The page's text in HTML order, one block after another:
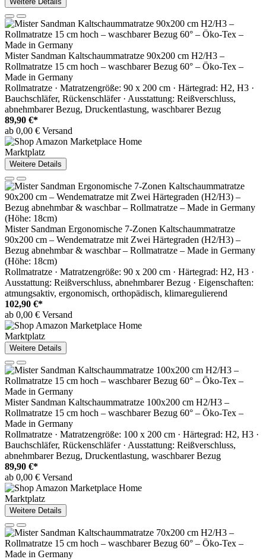
Mister Sandman Kaltschaummatratze 90x200 cm H2/H3 –
Rollmatratze 15 cm hoch – waschbarer Bezug 60° – Öko-Tex –
Made in Germany
Rollmatratze · Matratzengröße: 90 x 200 cm · Härtegrad: H2, H3 ·
Bauchschläfer, Rückenschläfer · Ausstattung: Reißverschluss,
abnehmbarer Bezug, Druckentlastung, waschbarer Bezug
89,90 €*
ab 0,00 € Versand
Marktplatz
Weitere Details
Mister Sandman Ergonomische 7-Zonen Kaltschaummatratze
90x200 cm – Wendematratze mit Zwei Härtegraden (H2/H3) –
Bezug abnehmbar & waschbar – Rollmatratze – Made in Germany
(Höhe: 18cm)
Rollmatratze · Matratzengröße: 90 x 200 cm · Härtegrad: H2, H3 ·
Ausstattung: Reißverschluss, abnehmbarer Bezug · Eigenschaften:
atmungsaktiv, ergonomisch, orthopädisch, klimaregulierend
102,90 €*
ab 0,00 € Versand
Marktplatz
Weitere Details
Mister Sandman Kaltschaummatratze 100x200 cm H2/H3 –
Rollmatratze 15 cm hoch – waschbarer Bezug 60° – Öko-Tex –
Made in Germany
Rollmatratze · Matratzengröße: 100 x 200 cm · Härtegrad: H2, H3 ·
Bauchschläfer, Rückenschläfer · Ausstattung: Reißverschluss,
abnehmbarer Bezug, Druckentlastung, waschbarer Bezug
89,90 €*
ab 0,00 € Versand
Marktplatz
Weitere Details